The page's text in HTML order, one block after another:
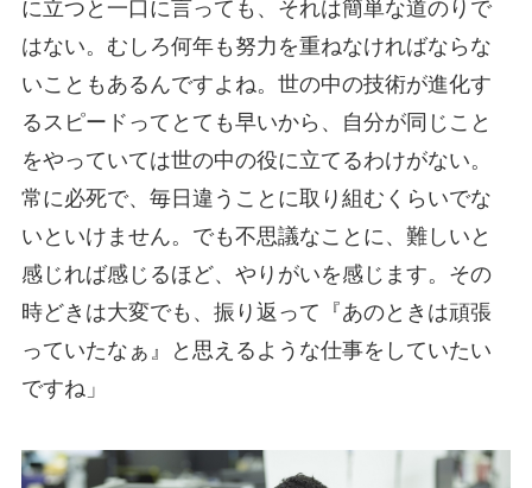
に立つと一口に言っても、それは簡単な道のりで
はない。むしろ何年も努力を重ねなければならな
いこともあるんですよね。世の中の技術が進化す
るスピードってとても早いから、自分が同じこと
をやっていては世の中の役に立てるわけがない。
常に必死で、毎日違うことに取り組むくらいでな
いといけません。でも不思議なことに、難しいと
感じれば感じるほど、やりがいを感じます。その
時どきは大変でも、振り返って『あのときは頑張
っていたなぁ』と思えるような仕事をしていたい
ですね」